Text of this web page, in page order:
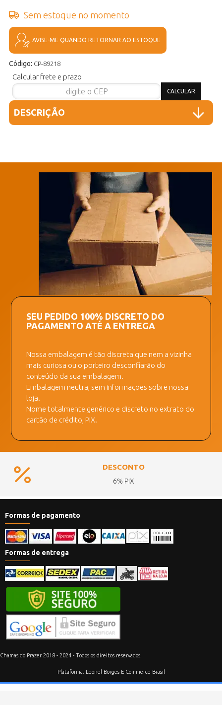
Código: CP-89218
Sem estoque no momento
AVISE-ME QUANDO RETORNAR AO ESTOQUE
Calcular frete e prazo
DESCRIÇÃO
SEU PEDIDO 100% DISCRETO DO
PAGAMENTO ATÉ A ENTREGA
Nossa embalagem é tão discreta que nem a vizinha
mais curiosa ou o porteiro desconfiarão do
conteúdo da sua embalagem.
Embalagem neutra, sem informações sobre nossa
loja.
Nome totalmente genérico e discreto no extrato do
cartão de crédito, PIX.
DESCONTO
6% PIX
Formas de pagamento
Formas de entrega
Chamas do Prazer 2018 - 2024 - Todos os direitos reservados.
Plataforma: Leonel Borges E-Commerce Brasil